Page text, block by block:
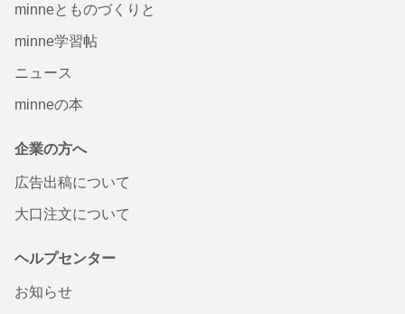
minneとものづくりと
minne学習帖
ニュース
minneの本
企業の方へ
広告出稿について
大口注文について
ヘルプセンター
お知らせ